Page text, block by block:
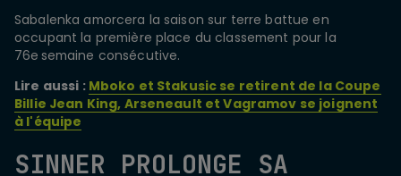
Sabalenka amorcera la saison sur terre battue en
occupant la première place du classement pour la
76e semaine consécutive.
Lire aussi : Mboko et Stakusic se retirent de la Coupe
Billie Jean King, Arseneault et Vagramov se joignent
à l'équipe
SINNER PROLONGE SA